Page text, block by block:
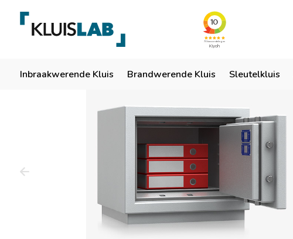
Inbraakwerende Kluis Brandwerende Kluis Sleutelkluis
Ruim 50 jaar ervaring